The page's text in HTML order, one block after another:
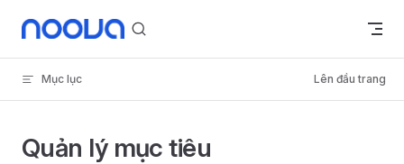
Skip to content
Mục lục Lên đầu trang
Quản lý mục tiêu